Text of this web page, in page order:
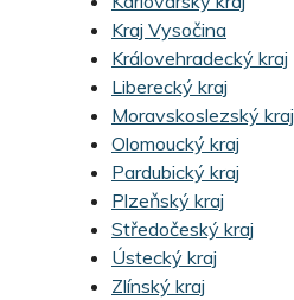
Kraj Vysočina
Královehradecký kraj
Liberecký kraj
Moravskoslezský kraj
Olomoucký kraj
Pardubický kraj
Plzeňský kraj
Středočeský kraj
Ústecký kraj
Zlínský kraj